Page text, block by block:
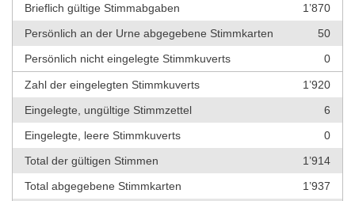
Brieflich gültige Stimmabgaben
1’870
Persönlich an der Urne abgegebene Stimmkarten
50
Persönlich nicht eingelegte Stimmkuverts
0
Zahl der eingelegten Stimmkuverts
1’920
Eingelegte, ungültige Stimmzettel
6
Eingelegte, leere Stimmkuverts
0
Total der gültigen Stimmen
1’914
Total abgegebene Stimmkarten
1’937